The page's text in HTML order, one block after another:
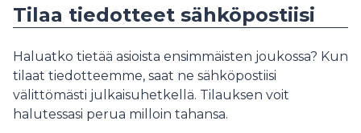
Tilaa tiedotteet sähköpostiisi
Haluatko tietää asioista ensimmäisten joukossa? Kun
tilaat tiedotteemme, saat ne sähköpostiisi
välittömästi julkaisuhetkellä. Tilauksen voit
halutessasi perua milloin tahansa.